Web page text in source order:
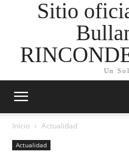
Sitio
Un
Inicio Actualidad
Actualidad